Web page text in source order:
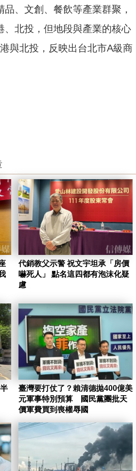
、文創、餐飲等產業群聚，
、北投，但地段與產業的核心
與北投，反映出台北市A級商
代銷教父示警 祝文宇坦承「房價
嚇死人」 點名這四都有泡沫化疑
慮
臺灣要打仗了？賴清德拋400億美
元軍事特別預算 國民黨團批天
價軍費買到喪權辱國